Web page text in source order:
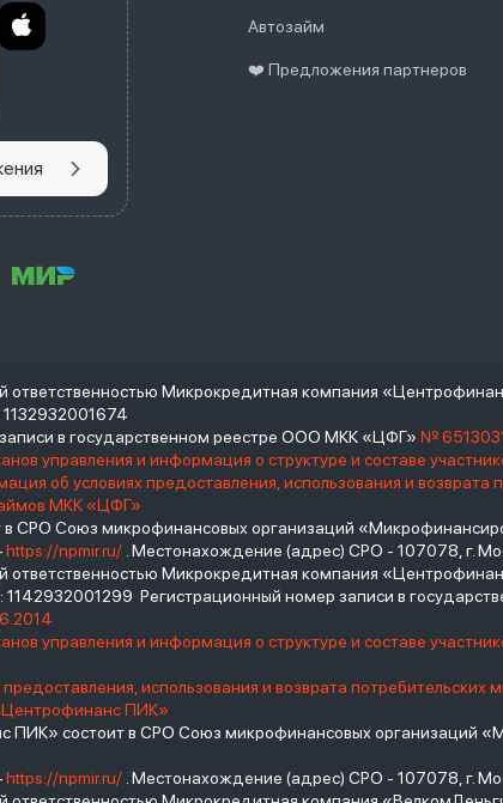
Автозайм
❤️ Предложения партнеров
ответственностью Микрокредитная компания
в государственном реестре ООО МКК «ЦФГ» №
управления и информация о структуре и составе
об условиях предоставления, использования и
МКК «ЦФГ»
Союз микрофинансовых организаций
https://npmir.ru/ . Местонахождение (адрес) СРО - 107078, г.
ответственностью Микрокредитная компания
Регистрационный номер записи в
управления и информация о структуре и составе
использования и возврата потребительских
ПИК»
состоит в СРО Союз микрофинансовых организаций
https://npmir.ru/ . Местонахождение (адрес) СРО - 107078, г.